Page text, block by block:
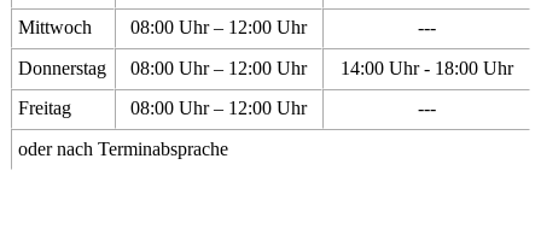
Mittwoch
08:00 Uhr – 12:00 Uhr
---
Donnerstag
08:00 Uhr – 12:00 Uhr
14:00 Uhr - 18:00 Uhr
Freitag
08:00 Uhr – 12:00 Uhr
---
oder nach Terminabsprache